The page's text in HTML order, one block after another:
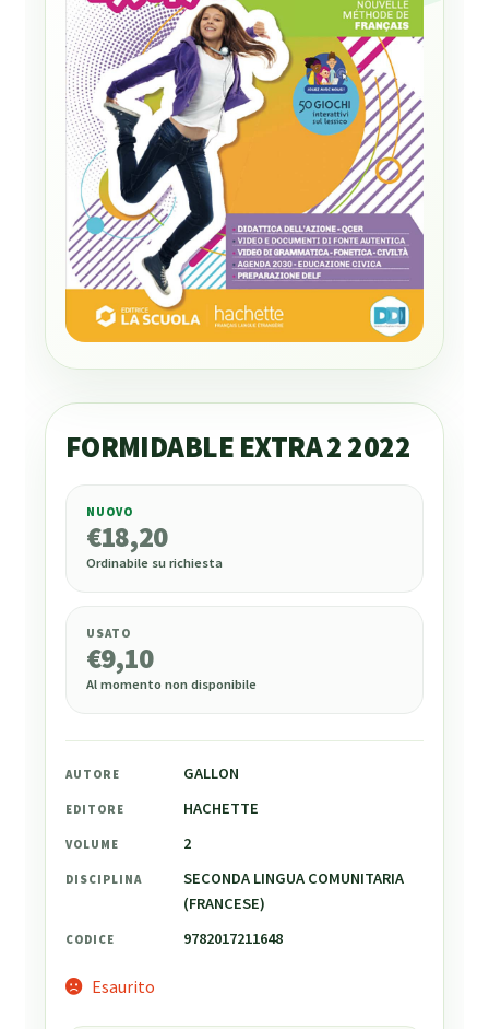
FORMIDABLE EXTRA 2 2022
18,20
NUOVO
€18,20
Ordinabile su richiesta
USATO
€9,10
Al momento non disponibile
AUTORE GALLON
EDITORE HACHETTE
VOLUME 2
DISCIPLINA
SECONDA LINGUA COMUNITARIA
(FRANCESE)
CODICE 9782017211648
Esaurito